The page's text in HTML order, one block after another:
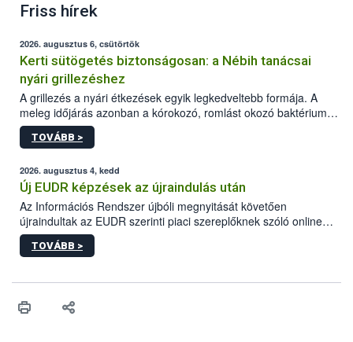
Friss hírek
2026. augusztus 6, csütörtök
Kerti sütögetés biztonságosan: a Nébih tanácsai
nyári grillezéshez
A grillezés a nyári étkezések egyik legkedveltebb formája. A
meleg időjárás azonban a kórokozó, romlást okozó baktériumok
gyorsabb szaporodásának is kedvez. A szabadtéri sütögetés
ezért nem csupán a megfelelő sütési technikáról szól: legalább
higiéniai szabályok betartása, a megfelelő hőkezelés, valamint a
maradékok szakszerű tárolása. A Nemzeti Élelmiszerlánc-
biztonsági Hivatal (Nébih) Oktatási Programja összegyűjtötte a
biztonságos grillezés legfontosabb tudnivalóit.
TOVÁBB >
2026. augusztus 4, kedd
Új EUDR képzések az újraindulás után
Az Információs Rendszer újbóli megnyitását követően
újraindultak az EUDR szerinti piaci szereplőknek szóló online
képzések.
TOVÁBB >